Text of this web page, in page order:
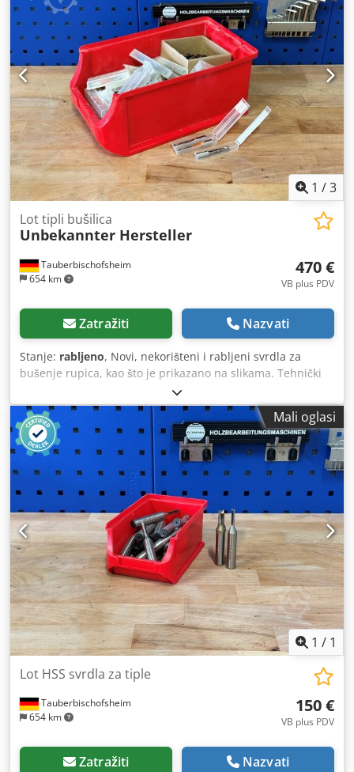
1 /3
Tauberbischofsheim
654 km
Lot tipli bušilica
Unbekannter Hersteller
470 €
VB plus PDV
Zatražiti Nazvati
Stanje: rabljeno, Novi, nekorišteni i rabljeni svrdla za
bušenje rupica, kao što je prikazano na slikama. Tehnički
podaci: - Duljina: Različita - Promjer: Različit - Drška:
uglavnom 10 mm Cjdpjzrybiofx Abgorf - Težina: 4,7 kg
Mali oglasi
1 / 1
Tauberbischofsheim
654 km
Lot HSS svrdla za tiple
150 €
VB plus PDV
Zatražiti Nazvati